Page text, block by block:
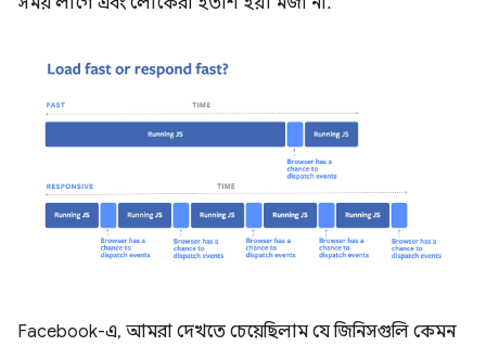
Facebook-এ, আমরা দেখতে চেয়েছিলাম যে জিনিসগুলি কেমন